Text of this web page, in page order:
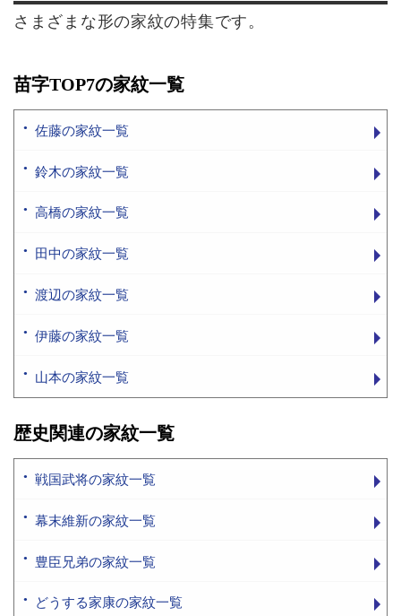
さまざまな形の家紋の特集です。
苗字TOP7の家紋一覧
佐藤の家紋一覧
鈴木の家紋一覧
高橋の家紋一覧
田中の家紋一覧
渡辺の家紋一覧
伊藤の家紋一覧
山本の家紋一覧
歴史関連の家紋一覧
戦国武将の家紋一覧
幕末維新の家紋一覧
豊臣兄弟の家紋一覧
どうする家康の家紋一覧